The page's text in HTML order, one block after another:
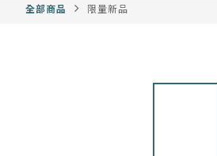
全部商品 限量新品